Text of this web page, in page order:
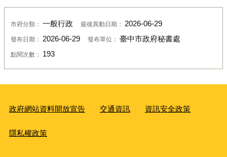
市府分類： 一般行政 最後異動日期： 2026-06-29
發布日期： 2026-06-29 發布單位： 臺中市政府秘書處
點閱次數： 193
政府網站資料開放宣告 交通資訊 資訊安全政策
隱私權政策